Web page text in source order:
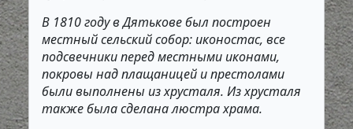
В 1810 году в Дятькове был построен
местный сельский собор: иконостас, все
подсвечники перед местными иконами,
покровы над плащаницей и престолами
были выполнены из хрусталя. Из хрусталя
также была сделана люстра храма.